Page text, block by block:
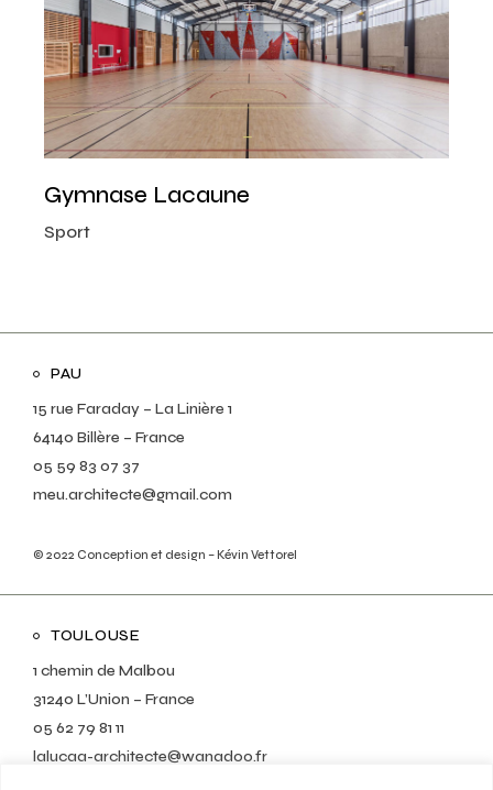
Gymnase Lacaune
Sport
PAU
15 rue Faraday – La Linière 1
64140 Billère – France
05 59 83 07 37
meu.architecte@gmail.com
© 2022 Conception et design – Kévin Vettorel
TOULOUSE
1 chemin de Malbou
31240 L’Union – France
05 62 79 81 11
lalucaa-architecte@wanadoo.fr